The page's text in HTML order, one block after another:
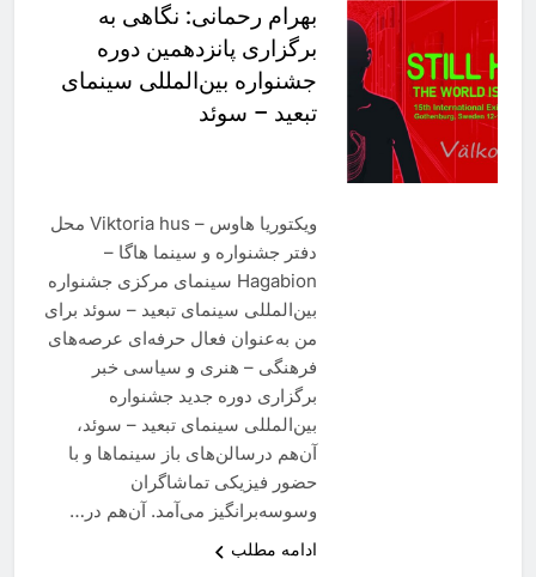
بهرام رحمانی: نگاهی به
برگزاری پانزدهمین دوره
جشنواره بین‌المللی سینمای
تبعید – سوئد
ویکتوریا هاوس – Viktoria hus محل
دفتر جشنواره و سینما هاگا –
Hagabion سینمای مرکزی جشنواره
بین‌المللی سینمای تبعید – سوئد برای
من به‌عنوان فعال حرفه‌ای عرصه‌های
فرهنگی – هنری و سیاسی خبر
برگزاری دوره جدید جشنواره
بین‌المللی سینمای تبعید – سوئد،
آن‌هم درسالن‌های باز سینماها و با
حضور فیزیکی تماشاگران
وسوسه‌برانگیز می‌آمد. آن‌هم در…
ادامه مطلب